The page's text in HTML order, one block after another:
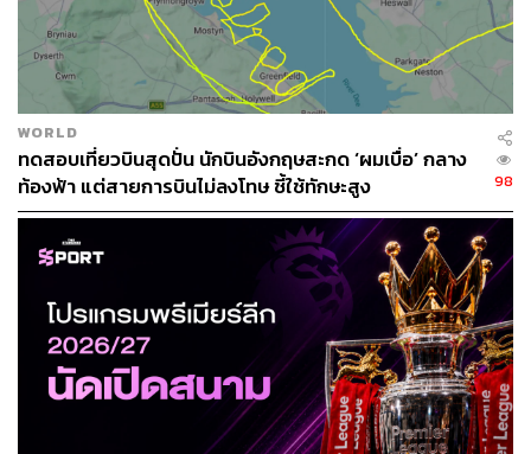
คาร์ราเกอร์ให้ความเห็นในรายการMonday Night Football
ว่า “ในช่วงแรกที่ เจอร์เกน คล็อปป์ เข้ามารับงาน ลิเวอร์พูล
เป็นเพียงทีมอันดับที่ 6 หรือ 7 ของพรีเมียร์ลีกเท่านั้น
“ในซัมเมอร์แรกเขาซื้อนักเตะใหม่ 3 ราย คือ โจเอล มาทิป,
จอร์จินิโอ ไวจ์นัลดุม และ ซาดิโอ มาเน และจากนั้นทีมก็ได้
ไปแชมเปียนส์ลีก
“จากนั้นอีก 12 เดือน เขาดึง โมฮัมเหม็ด ซาลาห์ มาในช่วง
ซัมเมอร์ ต่อด้วย เวอร์จิล ฟาน ไดจ์ค ในเดือนมกราคม และ อ
ลิสสัน เบ็คเกอร์ หลังจบนัดชิงแชมเปียนส์ลีกในปี 2018 ซึ่ง
หลังจากนั้นทีมชนะแชมเปียนส์​ลีกและแชมป์ลีก”
WORLD
ทดสอบเที่ยวบินสุดปั่น นักบินอังกฤษสะกด ‘ผมเบื่อ’ กลาง
ท้องฟ้า แต่สายการบินไม่ลงโทษ ชี้ใช้ทักษะสูง
98